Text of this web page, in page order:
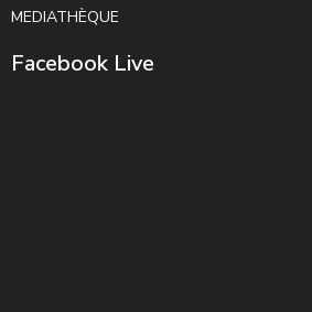
MEDIATHÈQUE
Facebook Live